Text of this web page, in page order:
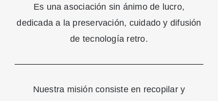
Es una asociación sin ánimo de lucro,
dedicada a la preservación, cuidado y difusión
de tecnología retro.
Nuestra misión consiste en recopilar y